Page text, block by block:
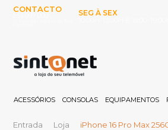
CONTACTO
SEG À SEX
ACESSÓRIOS CONSOLAS EQUIPAMENTOS
Entrada Loja iPhone 16 Pro Max